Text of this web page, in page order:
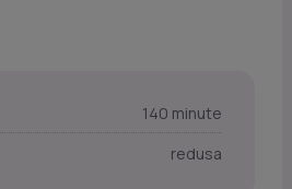
140 minute
redusa